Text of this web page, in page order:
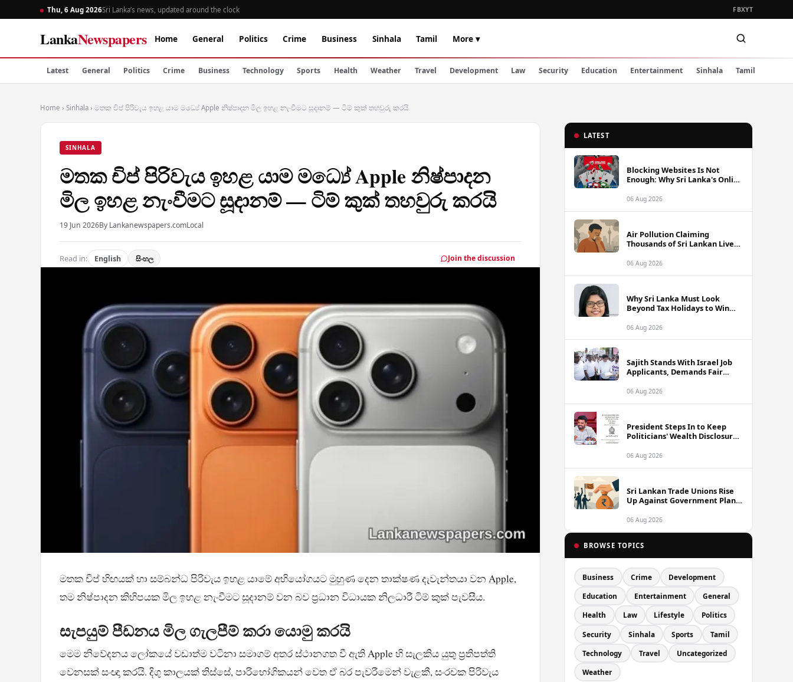
Thu, 6 Aug 2026Sri Lanka’s news, updated around the clock FBXYT
LankaNewspapers Home General Politics Crime Business Sinhala Tamil More ▾
Latest General Politics Crime Business Technology Sports Health Weather Travel Development Law Security Education Entertainment Sinhala Tamil
Home › Sinhala › මතක චිප් පිරිවැය ඉහළ යාම මධ්‍යේ Apple නිෂ්පාදන මිල ඉහළ නැංවීමට සූදානම් — ටිම් කුක් තහවුරු කරයි
SINHALA
මතක චිප් පිරිවැය ඉහළ යාම මධ්‍යේ Apple නිෂ්පාදන
මිල ඉහළ නැංවීමට සූදානම් — ටිම් කුක් තහවුරු කරයි
19 Jun 2026By Lankanewspapers.comLocal
Read in: English සිංහල Join the discussion
මතක චිප් හිඟයක් හා සම්බන්ධ පිරිවැය ඉහළ යාමේ අභියෝගයට මුහුණ දෙන තාක්ෂණ දැවැන්තයා වන Apple,
තම නිෂ්පාදන කිහිපයක මිල ඉහළ නැංවීමට සූදානම් වන බව ප්‍රධාන විධායක නිලධාරී ටිම් කුක් පැවසීය.
සැපයුම් පීඩනය මිල ගැලපීම් කරා යොමු කරයි
මෙම නිවේදනය ලෝකයේ වඩාත්ම වටිනා සමාගම් අතර ස්ථානගත වී ඇති Apple හි සැලකිය යුතු ප්‍රතිපත්ති
වෙනසක් සංඥා කරයි. දිගු කාලයක් තිස්සේ, පාරිභෝගිකයන් වෙත ඒ බර පැවරීමෙන් වැළකී, සංරචක පිරිවැය
LATEST
Blocking Websites Is Not
Enough: Why Sri Lanka's Online
Deeper
06 Aug 2026
Air Pollution Claiming
Thousands of Sri Lankan Lives
06 Aug 2026
Why Sri Lanka Must Look
Beyond Tax Holidays to Win
06 Aug 2026
Sajith Stands With Israel Job
Applicants, Demands Fair
06 Aug 2026
President Steps In to Keep
Politicians' Wealth Disclosures
06 Aug 2026
Sri Lankan Trade Unions Rise
Up Against Government Plans
Savings Funds
06 Aug 2026
BROWSE TOPICS
Business Crime Development
Education Entertainment General
Health Law Lifestyle Politics
Security Sinhala Sports Tamil
Technology Travel Uncategorized
Weather